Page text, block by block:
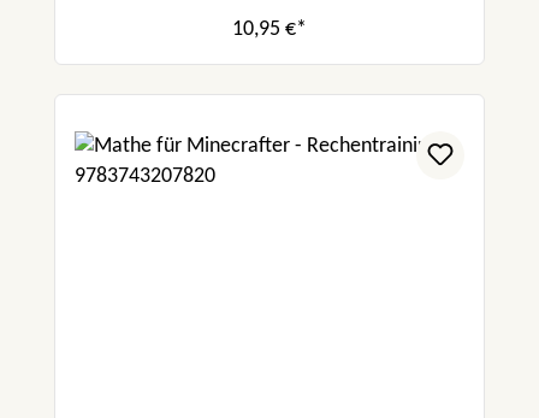
10,95 €*